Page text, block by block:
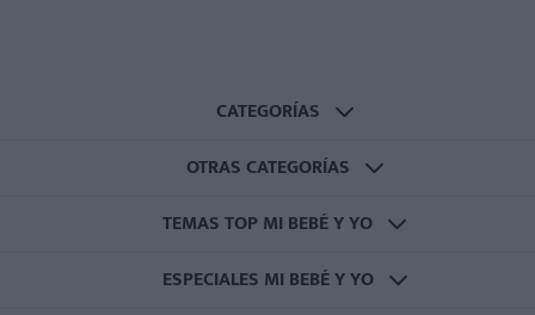
CATEGORÍAS
OTRAS CATEGORÍAS
TEMAS TOP MI BEBÉ Y YO
ESPECIALES MI BEBÉ Y YO